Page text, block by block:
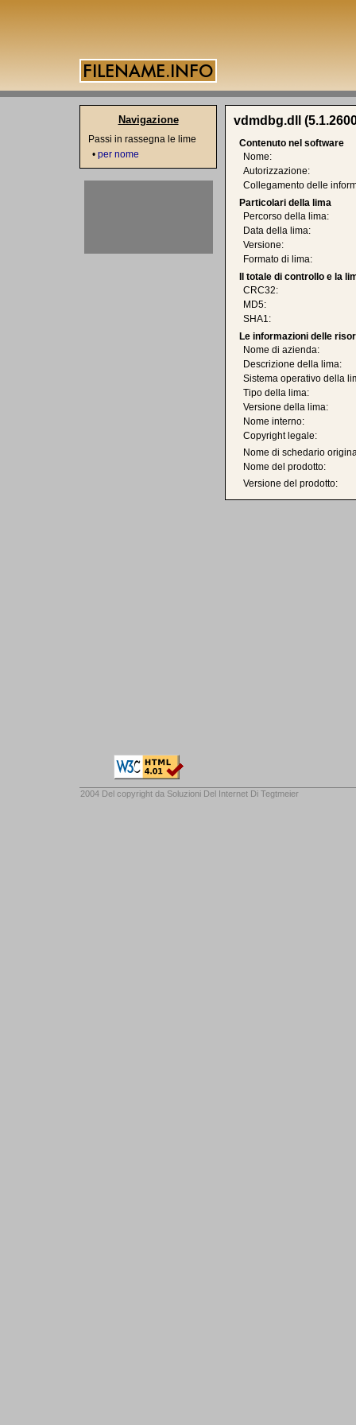
vdmdbg.dll
Contenuto nel software
Nome:
Autorizzazione:
Collegamento delle
Particolari della lima
Percorso della lima:
Data della lima:
Versione:
Formato di lima:
Il totale di controllo e la
CRC32:
MD5:
SHA1:
Le informazioni delle
Nome di azienda:
Descrizione della lima:
Sistema operativo della
Tipo della lima:
Versione della lima:
Nome interno:
Copyright legale:
Nome di schedario
Nome del prodotto:
Versione del prodotto:
Navigazione
Passi in rassegna le lime
• per nome
2004 Del copyright da Soluzioni Del Internet Di Tegtmeier